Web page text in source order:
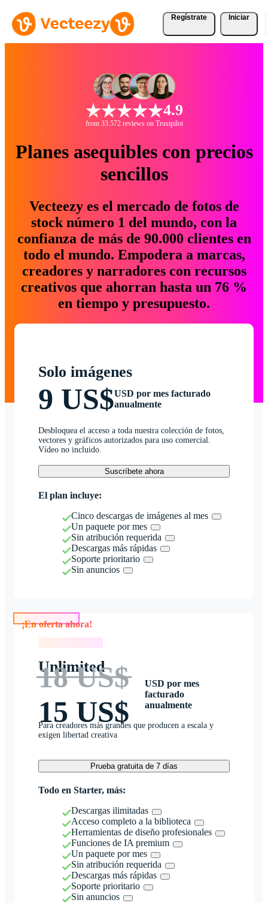
Regístrate Iniciar
4.9
from 33.572 reviews on Trustpilot
Planes asequibles con precios
sencillos
Vecteezy es el mercado de fotos de
stock número 1 del mundo, con la
confianza de más de 90.000 clientes en
todo el mundo. Empodera a marcas,
creadores y narradores con recursos
creativos que ahorran hasta un 76 %
en tiempo y presupuesto.
Solo imágenes
9 US$USD por mes facturado
anualmente
Desbloquea el acceso a toda nuestra colección de fotos,
vectores y gráficos autorizados para uso comercial.
Vídeo no incluido.
Suscríbete ahora
El plan incluye:
Cinco descargas de imágenes al mes
Un paquete por mes
Sin atribución requerida
Descargas más rápidas
Soporte prioritario
Sin anuncios
Unlimited
18 US$
15 US$
USD por mes
facturado
anualmente
Para creadores más grandes que producen a escala y
exigen libertad creativa
Prueba gratuita de 7 días
Todo en Starter, más:
Descargas ilimitadas
Acceso completo a la biblioteca
Herramientas de diseño profesionales
Funciones de IA premium
Un paquete por mes
Sin atribución requerida
Descargas más rápidas
Soporte prioritario
Sin anuncios